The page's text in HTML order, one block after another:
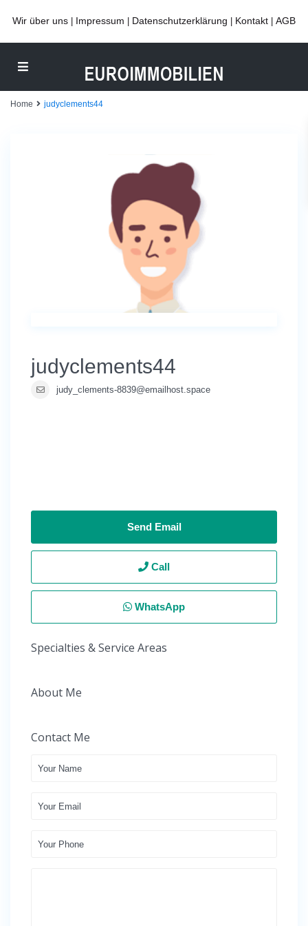
Wir über uns Impressum Datenschutzerklärung Kontakt AGB
Home judyclements44
judyclements44
judy_clements-8839@emailhost.space
Send Email
Call
WhatsApp
Specialties & Service Areas
About Me
Contact Me